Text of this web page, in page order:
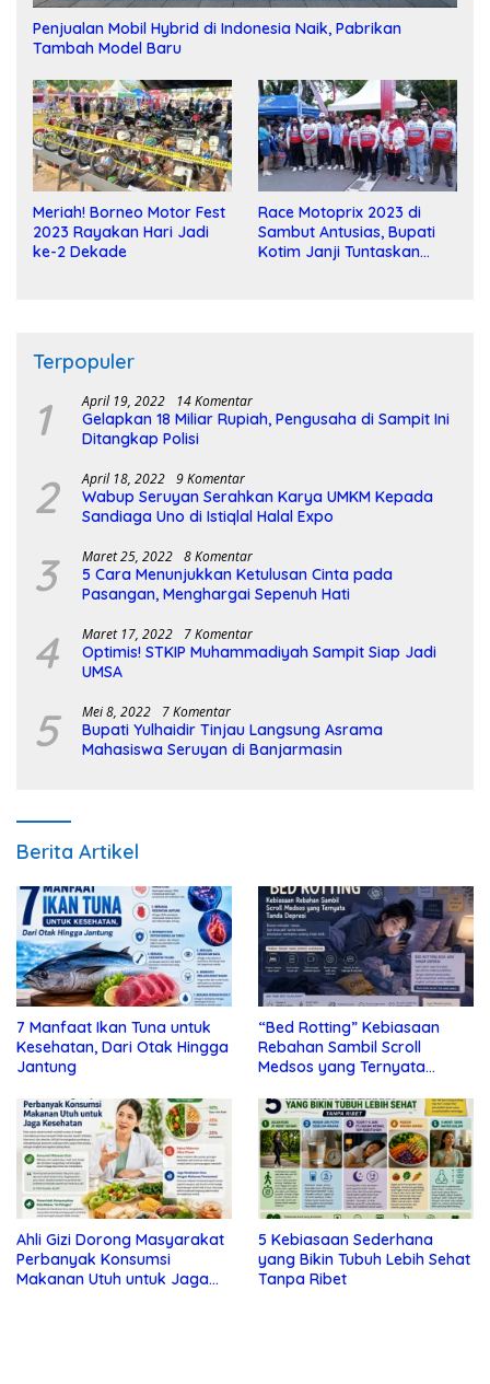
Penjualan Mobil Hybrid di Indonesia Naik, Pabrikan
Tambah Model Baru
Meriah! Borneo Motor Fest
2023 Rayakan Hari Jadi
ke-2 Dekade
Race Motoprix 2023 di
Sambut Antusias, Bupati
Kotim Janji Tuntaskan
Terpopuler
1 April 19, 2022 14 Komentar
Gelapkan 18 Miliar Rupiah, Pengusaha di Sampit Ini
Ditangkap Polisi
2 April 18, 2022 9 Komentar
Wabup Seruyan Serahkan Karya UMKM Kepada
Sandiaga Uno di Istiqlal Halal Expo
3 Maret 25, 2022 8 Komentar
5 Cara Menunjukkan Ketulusan Cinta pada
Pasangan, Menghargai Sepenuh Hati
4 Maret 17, 2022 7 Komentar
Optimis! STKIP Muhammadiyah Sampit Siap Jadi
UMSA
5 Mei 8, 2022 7 Komentar
Bupati Yulhaidir Tinjau Langsung Asrama
Mahasiswa Seruyan di Banjarmasin
Berita Artikel
7 Manfaat Ikan Tuna untuk
Kesehatan, Dari Otak Hingga
Jantung
“Bed Rotting” Kebiasaan
Rebahan Sambil Scroll
Medsos yang Ternyata
Ahli Gizi Dorong Masyarakat
Perbanyak Konsumsi
Makanan Utuh untuk Jaga
5 Kebiasaan Sederhana
yang Bikin Tubuh Lebih Sehat
Tanpa Ribet